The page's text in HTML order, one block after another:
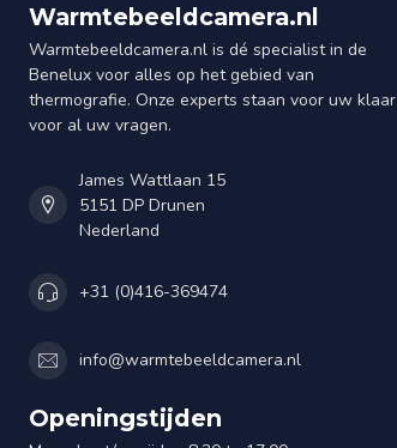
Warmtebeeldcamera.nl
Warmtebeeldcamera.nl is dé specialist in de
Benelux voor alles op het gebied van
thermografie. Onze experts staan voor uw klaar
voor al uw vragen.
James Wattlaan 15
5151 DP Drunen
Nederland
+31 (0)416-369474
info@warmtebeeldcamera.nl
Openingstijden